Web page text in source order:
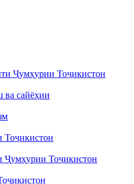
Ҷумҳурии Тоҷикистон
ва сайёҳии
Ҷумҳурии Тоҷикистон